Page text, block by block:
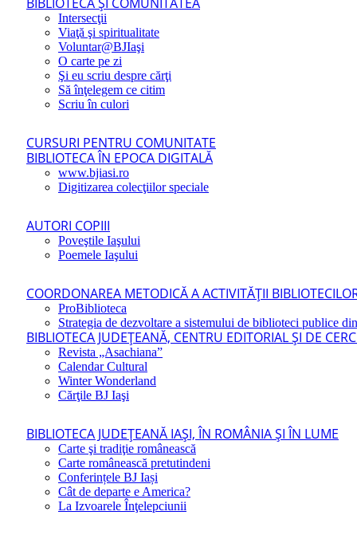
Intersecţii
Viaţă şi spiritualitate
Voluntar@BJIaşi
O carte pe zi
Şi eu scriu despre cărţi
Să înţelegem ce citim
Scriu în culori
CURSURI PENTRU COMUNITATE
BIBLIOTECA ÎN EPOCA DIGITALĂ
www.bjiasi.ro
Digitizarea colecţiilor speciale
AUTORI COPIII
Poveştile Iaşului
Poemele Iaşului
COORDONAREA METODICĂ A ACTIVITĂŢII
ProBiblioteca
Strategia de dezvoltare a sistemului de biblioteci publice
BIBLIOTECA JUDEŢEANĂ, CENTRU EDITORIAL ŞI DE
Revista „Asachiana”
Calendar Cultural
Winter Wonderland
Cărţile BJ Iaşi
BIBLIOTECA JUDEŢEANĂ IAŞI, ÎN ROMÂNIA ŞI ÎN LUME
Carte şi tradiţie românească
Carte românească pretutindeni
Conferințele BJ Iași
Cât de departe e America?
La Izvoarele Înţelepciunii